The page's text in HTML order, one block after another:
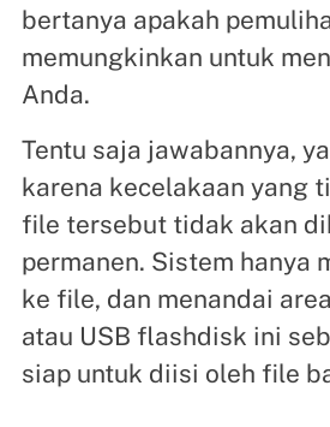
bertanya apakah
memungkinkan untuk
Anda.
Tentu saja jawabannya,
karena kecelakaan yang
file tersebut tidak akan
permanen. Sistem hanya
ke file, dan menandai
atau USB flashdisk ini
siap untuk diisi oleh file